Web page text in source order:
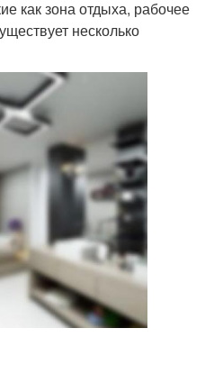
как зона отдыха, рабочее
несколько